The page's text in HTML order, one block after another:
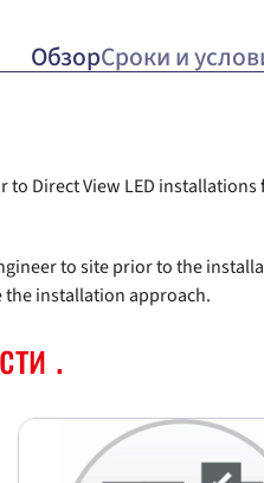
ОбзорСроки и
Direct View LED
to site prior to the
the installation approach.
.